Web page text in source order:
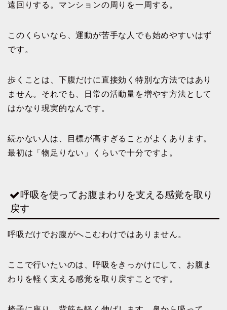
遠回りする。マンションの周りを一周する。
このくらいなら、運動が苦手な人でも始めやすいはず
です。
歩くことは、下腹だけに直接効く特別な方法ではあり
ません。それでも、日常の活動量を増やす方法として
はかなり現実的なんです。
続かない人は、目標が高すぎることがよくあります。
最初は「物足りない」くらいで十分ですよ。
呼吸を使ってお腹まわりを支える感覚を取り
戻す
呼吸だけでお腹がへこむわけではありません。
ここで行いたいのは、呼吸をきっかけにして、お腹ま
わりを軽く支える感覚を取り戻すことです。